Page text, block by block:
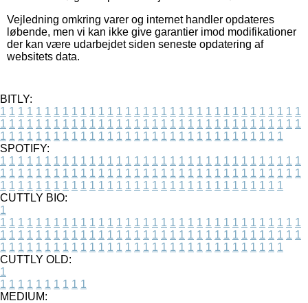
Vejledning omkring varer og internet handler opdateres
løbende, men vi kan ikke give garantier imod modifikationer
der kan være udarbejdet siden seneste opdatering af
websitets data.
BITLY:
1 1 1 1 1 1 1 1 1 1 1 1 1 1 1 1 1 1 1 1 1 1 1 1 1 1 1 1 1 1 1 1 1 1
1 1 1 1 1 1 1 1 1 1 1 1 1 1 1 1 1 1 1 1 1 1 1 1 1 1 1 1 1 1 1 1 1 1
1 1 1 1 1 1 1 1 1 1 1 1 1 1 1 1 1 1 1 1 1 1 1 1 1 1 1 1 1 1 1 1
SPOTIFY:
1 1 1 1 1 1 1 1 1 1 1 1 1 1 1 1 1 1 1 1 1 1 1 1 1 1 1 1 1 1 1 1 1 1
1 1 1 1 1 1 1 1 1 1 1 1 1 1 1 1 1 1 1 1 1 1 1 1 1 1 1 1 1 1 1 1 1 1
1 1 1 1 1 1 1 1 1 1 1 1 1 1 1 1 1 1 1 1 1 1 1 1 1 1 1 1 1 1 1 1
CUTTLY BIO:
1
1 1 1 1 1 1 1 1 1 1 1 1 1 1 1 1 1 1 1 1 1 1 1 1 1 1 1 1 1 1 1 1 1 1
1 1 1 1 1 1 1 1 1 1 1 1 1 1 1 1 1 1 1 1 1 1 1 1 1 1 1 1 1 1 1 1 1 1
1 1 1 1 1 1 1 1 1 1 1 1 1 1 1 1 1 1 1 1 1 1 1 1 1 1 1 1 1 1 1 1
CUTTLY OLD:
1
1 1 1 1 1 1 1 1 1 1
MEDIUM: